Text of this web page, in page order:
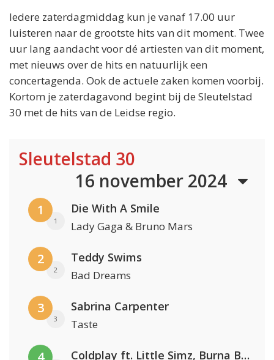
Iedere zaterdagmiddag kun je vanaf 17.00 uur
luisteren naar de grootste hits van dit moment. Twee
uur lang aandacht voor dé artiesten van dit moment,
met nieuws over de hits en natuurlijk een
concertagenda. Ook de actuele zaken komen voorbij.
Kortom je zaterdagavond begint bij de Sleutelstad
30 met de hits van de Leidse regio.
Sleutelstad 30
16 november 2024
1
1
Die With A Smile
Lady Gaga & Bruno Mars
2
2
Teddy Swims
Bad Dreams
3
3
Sabrina Carpenter
Taste
Coldplay ft. Little Simz, Burna Boy, Elyanna & Tini